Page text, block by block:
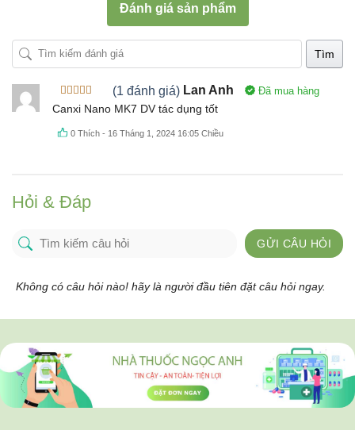
Đánh giá sản phẩm
Tìm
Được xếp
hạng 5 5
sao
(1 đánh giá) Lan Anh Đã mua hàng
Canxi Nano MK7 DV tác dụng tốt
0 Thích - 16 Tháng 1, 2024 16:05 Chiều
Hỏi & Đáp
GỬI CÂU HỎI
Không có câu hỏi nào! hãy là người đầu tiên đặt câu hỏi ngay.